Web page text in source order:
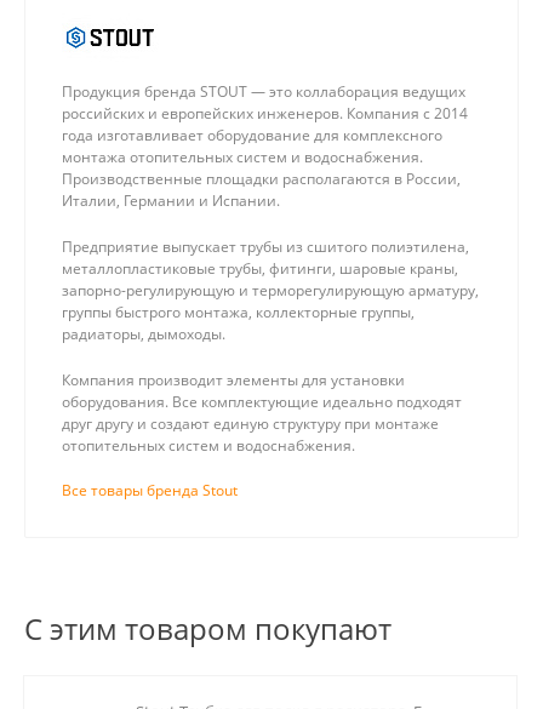
Продукция бренда STOUT — это коллаборация ведущих
российских и европейских инженеров. Компания с 2014
года изготавливает оборудование для комплексного
монтажа отопительных систем и водоснабжения.
Производственные площадки располагаются в России,
Италии, Германии и Испании.
Предприятие выпускает трубы из сшитого полиэтилена,
металлопластиковые трубы, фитинги, шаровые краны,
запорно-регулирующую и терморегулирующую арматуру,
группы быстрого монтажа, коллекторные группы,
радиаторы, дымоходы.
Компания производит элементы для установки
оборудования. Все комплектующие идеально подходят
друг другу и создают единую структуру при монтаже
отопительных систем и водоснабжения.
Все товары бренда Stout
С этим товаром покупают